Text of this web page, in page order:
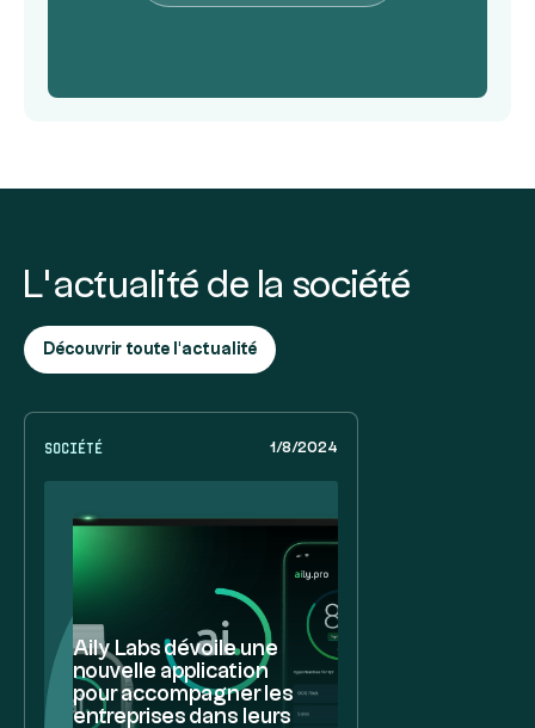
L’actualité de la société
Découvrir toute l'actualité
Société 1/8/2024
Aily Labs dévoile une
nouvelle application
pour accompagner les
entreprises dans leurs